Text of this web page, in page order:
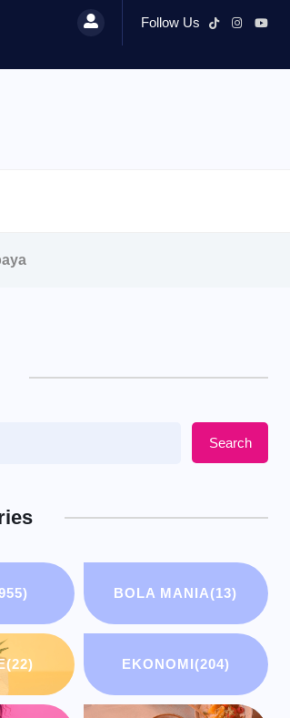
Follow Us
Search
BOLA MANIA(13)
(22) EKONOMI(204)